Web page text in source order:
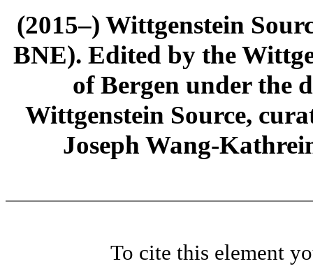
(2015–) Wittgenstein
BNE). Edited by the
of Bergen under the
Wittgenstein Source,
Joseph Wang-
To cite this element